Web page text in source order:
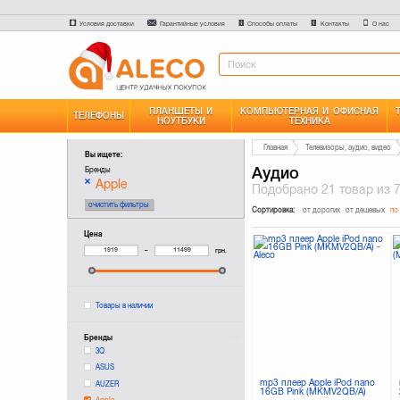
Условия доставки Гарантийные условия Способы оплаты Контакты О нас
ТЕЛЕФОНЫ
ПЛАНШЕТЫ И
НОУТБУКИ
КОМПЬЮТЕРНАЯ И ОФИСНАЯ
ТЕХНИКА
Вы ищете:
Бренды
Apple
очистить фильтры
Цена
– грн.
Товары в наличии
Бренды
3Q
ASUS
AUZER
Главная Телевизоры, аудио, видео
Аудио
Подобрано21 товар из
Сортировка: от дорогих от дешевых по
mp3 плеер Apple iPod nano
16GB Pink (MKMV2QB/A)